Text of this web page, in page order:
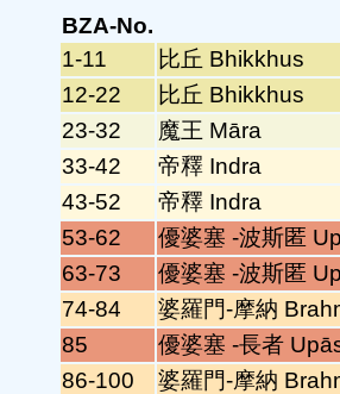
BZA-No.
1-11
比丘 Bhikkhus
12-22
比丘 Bhikkhus
23-32
魔王 Māra
33-42
帝釋 Indra
43-52
帝釋 Indra
53-62
優婆塞 -波斯匿
63-73
優婆塞 -波斯匿
74-84
婆羅門-摩納
85
優婆塞 -長者
86-100
婆羅門-摩納